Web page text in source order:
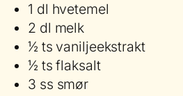
1 dl hvetemel
2 dl melk
1⁄2 ts vaniljeekstrakt
1⁄2 ts flaksalt
3 ss smør